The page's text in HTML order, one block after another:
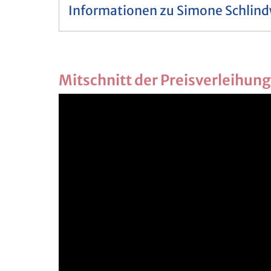
Informationen zu Simone
Mit­schnitt der Preis­ver­lei­hung